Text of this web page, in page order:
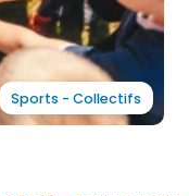
Sports - Collectifs